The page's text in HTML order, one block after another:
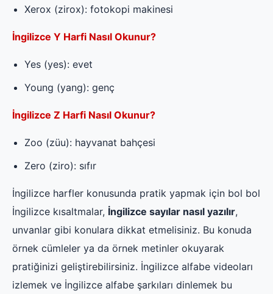
Xerox (zirox): fotokopi makinesi
İngilizce Y Harfi Nasıl Okunur?
Yes (yes): evet
Young (yang): genç
İngilizce Z Harfi Nasıl Okunur?
Zoo (züu): hayvanat bahçesi
Zero (ziro): sıfır
İngilizce harfler konusunda pratik yapmak için bol bol
İngilizce kısaltmalar, İngilizce sayılar nasıl yazılır,
unvanlar gibi konulara dikkat etmelisiniz. Bu konuda
örnek cümleler ya da örnek metinler okuyarak
pratiğinizi geliştirebilirsiniz. İngilizce alfabe videoları
izlemek ve İngilizce alfabe şarkıları dinlemek bu